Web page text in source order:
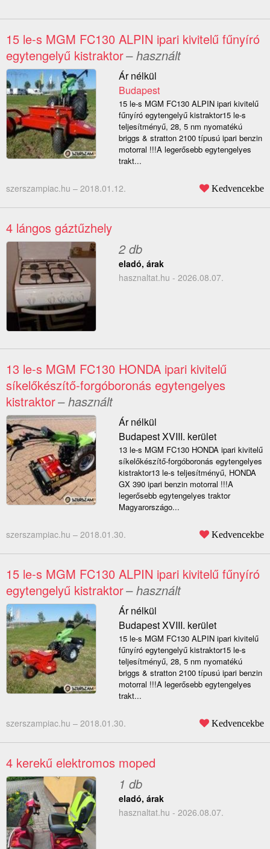
15 le-s MGM FC130 ALPIN ipari kivitelű fűnyíró
egytengelyű kistraktor– használt
Ár nélkül
Budapest
15 le-s MGM FC130 ALPIN ipari kivitelű
fűnyíró egytengelyű kistraktor15 le-s
teljesítményű, 28, 5 nm nyomatékú
briggs & stratton 2100 típusú ipari benzin
motorral !!!A legerősebb egytengelyes
trakt...
szerszampiac.hu – 2018.01.12. Kedvencekbe
4 lángos gáztűzhely
2 db
eladó, árak
hasznaltat.hu - 2026.08.07.
13 le-s MGM FC130 HONDA ipari kivitelű
síkelőkészítő-forgóboronás egytengelyes
kistraktor– használt
Ár nélkül
Budapest XVIII. kerület
13 le-s MGM FC130 HONDA ipari kivitelű
síkelőkészítő-forgóboronás egytengelyes
kistraktor13 le-s teljesítményű, HONDA
GX 390 ipari benzin motorral !!!A
legerősebb egytengelyes traktor
Magyarországo...
szerszampiac.hu – 2018.01.30. Kedvencekbe
15 le-s MGM FC130 ALPIN ipari kivitelű fűnyíró
egytengelyű kistraktor– használt
Ár nélkül
Budapest XVIII. kerület
15 le-s MGM FC130 ALPIN ipari kivitelű
fűnyíró egytengelyű kistraktor15 le-s
teljesítményű, 28, 5 nm nyomatékú
briggs & stratton 2100 típusú ipari benzin
motorral !!!A legerősebb egytengelyes
trakt...
szerszampiac.hu – 2018.01.30. Kedvencekbe
4 kerekű elektromos moped
1 db
eladó, árak
hasznaltat.hu - 2026.08.07.